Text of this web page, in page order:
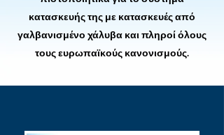
κατασκευής της με κατασκευές από
γαλβανισμένο χάλυβα και πληροί όλους
τους ευρωπαϊκούς κανονισμούς.